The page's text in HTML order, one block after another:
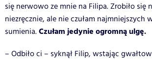
się nerwowo ze mnie na Filipa. Zrobiło się
niezręcznie, ale nie czułam najmniejszych
sumienia.Czułam jedynie ogromną ulgę.
– Odbiło ci – syknął Filip, wstając